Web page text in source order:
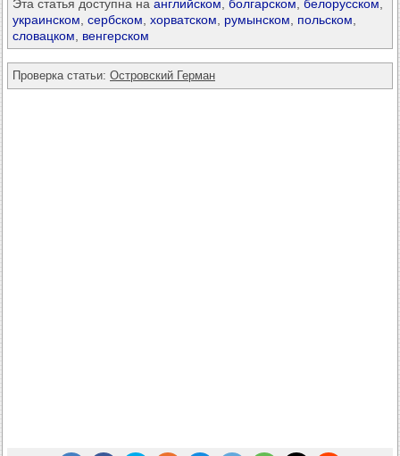
Эта статья доступна на английском болгарском белорусском
украинском сербском хорватском румынском польском
словацком
венгерском
Проверка статьи: Островский Герман